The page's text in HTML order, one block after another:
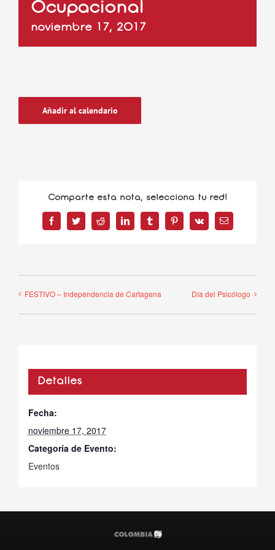
Ocupacional
noviembre 17, 2017
Añadir al calendario
Comparte esta nota, selecciona tu red!
FacebookTwitterReddit LinkedInTumblrPinterest
Vk
Correo
electrónico
FESTIVO – Independencia de Cartagena Día del Psicólogo
Detalles
Fecha:
noviembre 17, 2017
Categoría de Evento:
Eventos